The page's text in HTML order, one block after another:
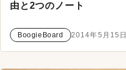
由と2つのノート
BoogieBoard 2014年5月15日